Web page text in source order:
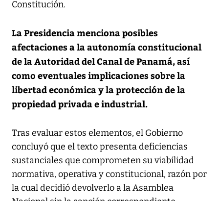
Constitución.
La Presidencia menciona posibles
afectaciones a la autonomía constitucional
de la Autoridad del Canal de Panamá, así
como eventuales implicaciones sobre la
libertad económica y la protección de la
propiedad privada e industrial.
Tras evaluar estos elementos, el Gobierno
concluyó que el texto presenta deficiencias
sustanciales que comprometen su viabilidad
normativa, operativa y constitucional, razón por
la cual decidió devolverlo a la Asamblea